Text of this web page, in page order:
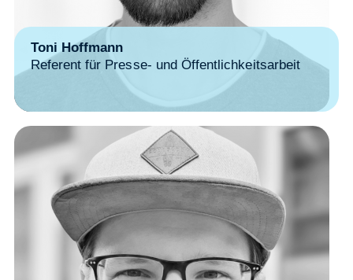
Toni Hoffmann
Referent für Presse- und Öffentlichkeitsarbeit